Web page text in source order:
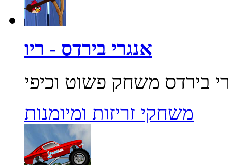
אנגרי בירדס - ריו
משחקי זריזות ומיומנות